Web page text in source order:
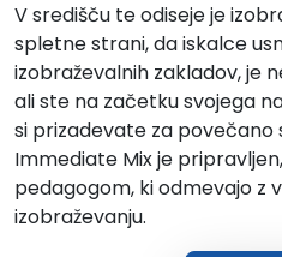
V središču te odiseje je
spletne strani, da iskalce
izobraževalnih zakladov, je
ali ste na začetku svojega
si prizadevate za povečano
Immediate Mix je
pedagogom, ki odmevajo z
izobraževanju.